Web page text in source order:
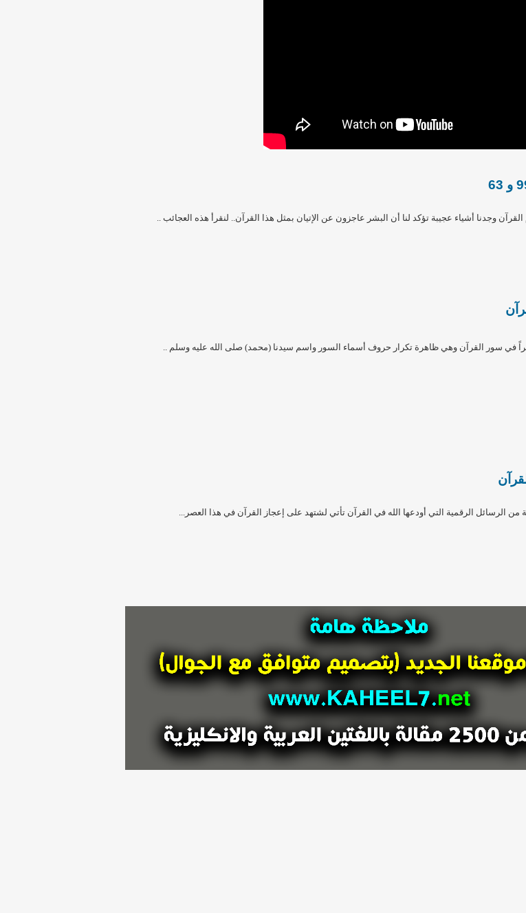
القرآن وجدنا أشياء عجيبة تؤكد لنا أن البشر عاجزون عن الإتيان بمثل هذا القرآن.. لنقرأ هذه العجائب ..
في سور القرآن وهي ظاهرة تكرار حروف أسماء السور واسم سيدنا (محمد) صلى الله عليه وسلم ..
الرسائل الرقمية التي أودعها الله في القرآن تأتي لشتهد على إعجاز القرآن في هذا العصر...